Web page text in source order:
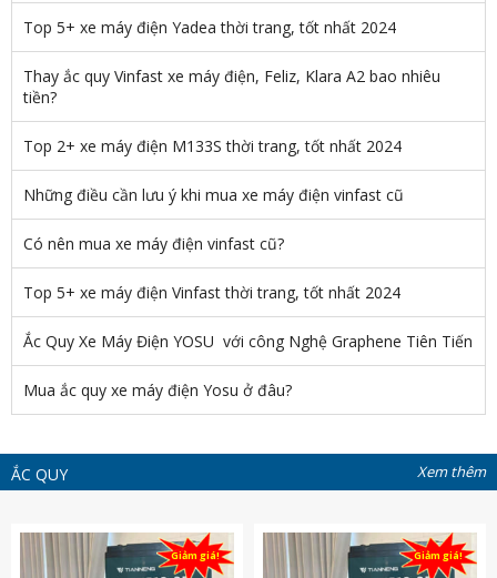
Top 5+ xe máy điện Yadea thời trang, tốt nhất 2024
Thay ắc quy Vinfast xe máy điện, Feliz, Klara A2 bao nhiêu
tiền?
Top 2+ xe máy điện M133S thời trang, tốt nhất 2024
Những điều cần lưu ý khi mua xe máy điện vinfast cũ
Có nên mua xe máy điện vinfast cũ?
Top 5+ xe máy điện Vinfast thời trang, tốt nhất 2024
Ắc Quy Xe Máy Điện YOSU với công Nghệ Graphene Tiên Tiến
Mua ắc quy xe máy điện Yosu ở đâu?
ẮC QUY Xem thêm
Giảm giá! Giảm giá!